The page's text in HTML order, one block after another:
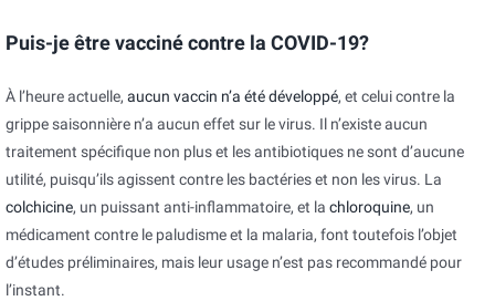
Puis-je être vacciné contre la COVID-19?
À l’heure actuelle, aucun vaccin n’a été développé, et celui contre la
grippe saisonnière n’a aucun effet sur le virus. Il n’existe aucun
traitement spécifique non plus et les antibiotiques ne sont d’aucune
utilité, puisqu’ils agissent contre les bactéries et non les virus. La
colchicine, un puissant anti-inflammatoire, et la chloroquine, un
médicament contre le paludisme et la malaria, font toutefois l’objet
d’études préliminaires, mais leur usage n’est pas recommandé pour
l’instant.